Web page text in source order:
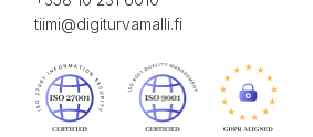
tiimi@digiturvamalli.fi